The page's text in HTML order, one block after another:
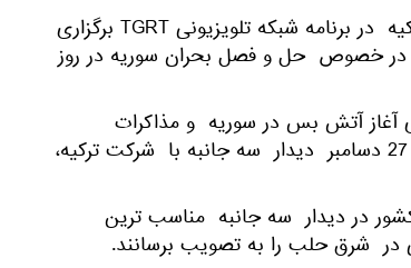
مولود چاووش اوغلو وزیر امور خارجه ترکیه در برنامه شبکه تلویزیونی TGRT برگزاری
در خصوص حل و فصل بحران سوریه در روز
آغاز آتش بس در سوریه و مذاکرات
سیاسی به انجام می رسانیم. از اینرو، 27 دسامبر دیدار سه جانبه با شرکت ترکیه،
کشور در دیدار سه جانبه مناسب ترین
شرق حلب را به تصویب برسانند.